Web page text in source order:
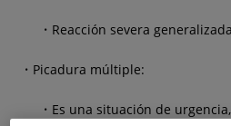
Reacción severa generalizada
Picadura múltiple:
Es una situación de urgencia,